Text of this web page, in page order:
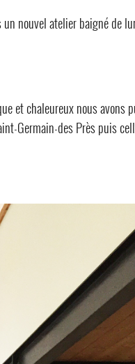
nouvel atelier baigné de
et chaleureux nous avons
Germain-des Près puis